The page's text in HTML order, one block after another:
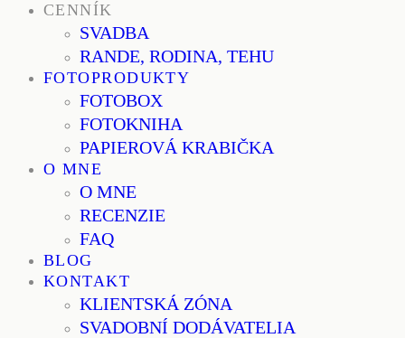
CENNÍK
SVADBA
RANDE, RODINA, TEHU
FOTOPRODUKTY
FOTOBOX
FOTOKNIHA
PAPIEROVÁ KRABIČKA
O MNE
O MNE
RECENZIE
FAQ
BLOG
KONTAKT
KLIENTSKÁ ZÓNA
SVADOBNÍ DODÁVATELIA